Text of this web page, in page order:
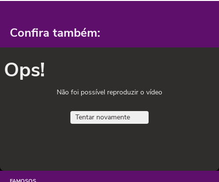
Confira também:
Ops!
Não foi possível reproduzir o vídeo
Tentar novamente